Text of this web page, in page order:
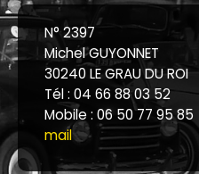
N° 2397
Michel GUYONNET
30240 LE GRAU DU ROI
Tél : 04 66 88 03 52
Mobile : 06 50 77 95 85
mail